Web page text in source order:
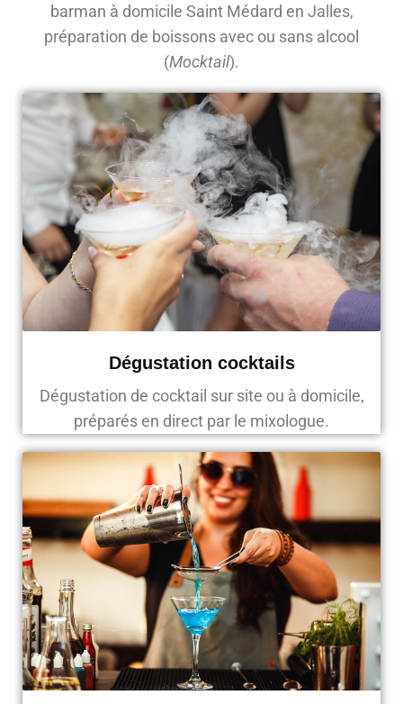
barman à domicile Saint Médard en Jalles,
préparation de boissons avec ou sans alcool
(Mocktail).
Dégustation cocktails
Dégustation de cocktail sur site ou à domicile,
préparés en direct par le mixologue.